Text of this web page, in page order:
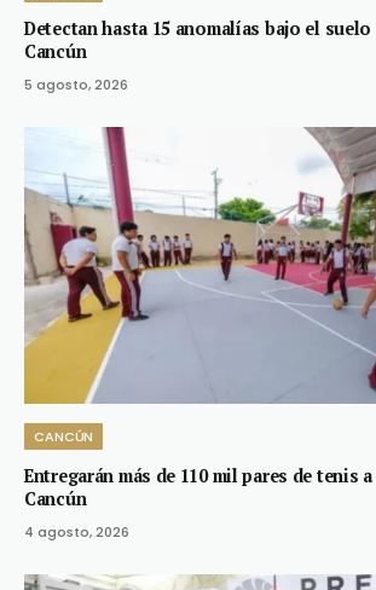
Detectan hasta 15 anomalías bajo el
Cancún
5 agosto, 2026
CANCÚN
Entregarán más de 110 mil pares de tenis
Cancún
4 agosto, 2026